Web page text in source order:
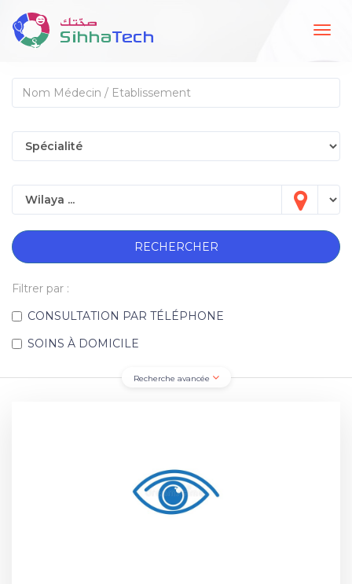
RECHERCHER
Filtrer par :
CONSULTATION PAR TÉLÉPHONE
SOINS À DOMICILE
Recherche avancée